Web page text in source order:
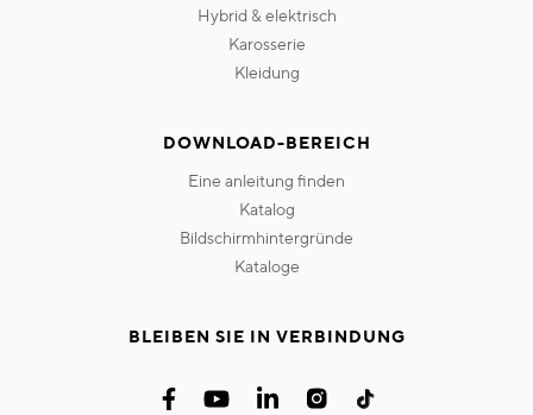
hybrid & elektrisch
karosserie
kleidung
DOWNLOAD-BEREICH
eine anleitung finden
katalog
bildschirmhintergründe
kataloge
BLEIBEN SIE IN VERBINDUNG